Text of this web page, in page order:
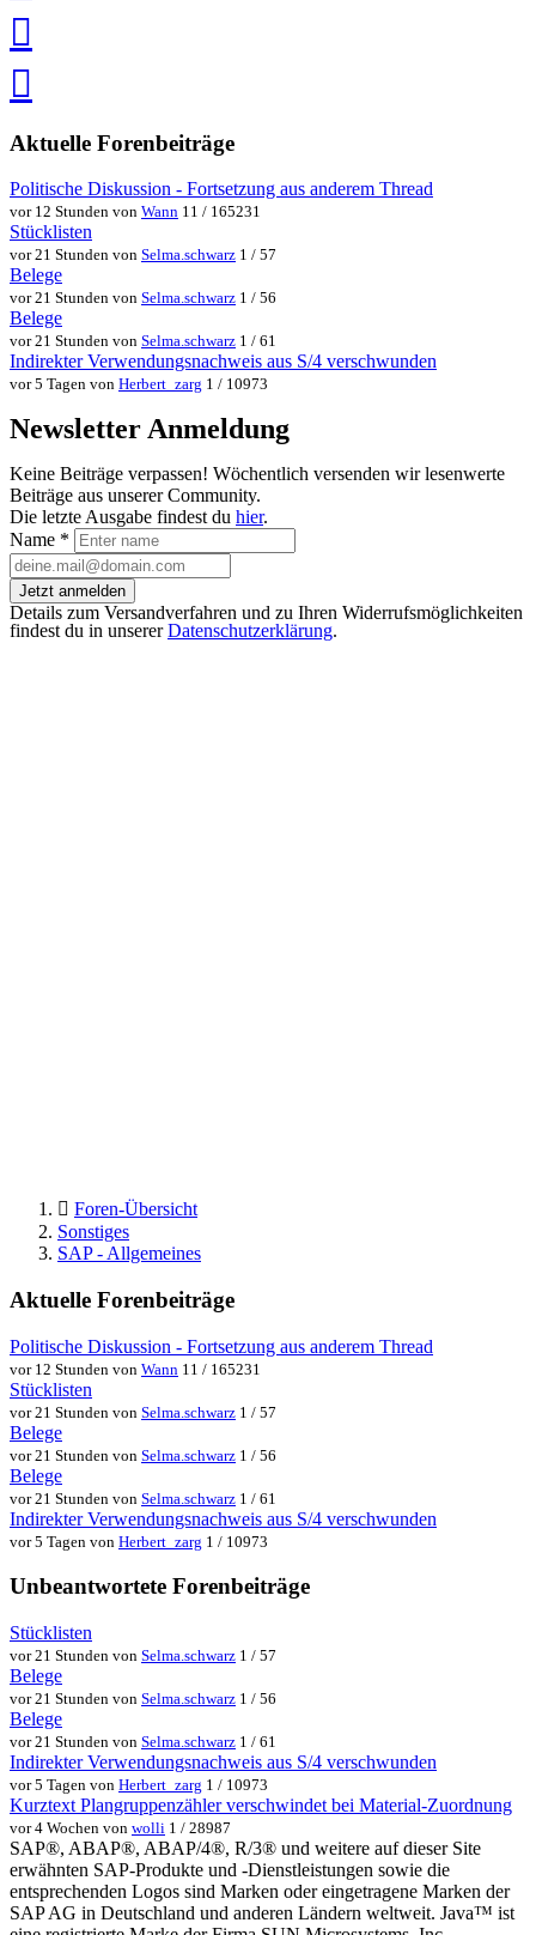
speichern
via
teilenteilen
Aktuelle Forenbeiträge
Politische Diskussion - Fortsetzung aus anderem Thread
vor 12 Stunden von Wann 11 / 165231
Stücklisten
vor 21 Stunden von Selma.schwarz 1 / 57
Belege
vor 21 Stunden von Selma.schwarz 1 / 56
Belege
vor 21 Stunden von Selma.schwarz 1 / 61
Indirekter Verwendungsnachweis aus S/4 verschwunden
vor 5 Tagen von Herbert_zarg 1 / 10973
Newsletter Anmeldung
Keine Beiträge verpassen! Wöchentlich versenden wir lesenwerte
Beiträge aus unserer Community.
Die letzte Ausgabe findest du hier.
Name *
Jetzt anmelden
Details zum Versandverfahren und zu Ihren Widerrufsmöglichkeiten
findest du in unsererDatenschutzerklärung.
Foren-Übersicht
Sonstiges
SAP - Allgemeines
Aktuelle Forenbeiträge
Politische Diskussion - Fortsetzung aus anderem Thread
vor 12 Stunden von Wann 11 / 165231
Stücklisten
vor 21 Stunden von Selma.schwarz 1 / 57
Belege
vor 21 Stunden von Selma.schwarz 1 / 56
Belege
vor 21 Stunden von Selma.schwarz 1 / 61
Indirekter Verwendungsnachweis aus S/4 verschwunden
vor 5 Tagen von Herbert_zarg 1 / 10973
Unbeantwortete Forenbeiträge
Stücklisten
vor 21 Stunden von Selma.schwarz 1 / 57
Belege
vor 21 Stunden von Selma.schwarz 1 / 56
Belege
vor 21 Stunden von Selma.schwarz 1 / 61
Indirekter Verwendungsnachweis aus S/4 verschwunden
vor 5 Tagen von Herbert_zarg 1 / 10973
Kurztext Plangruppenzähler verschwindet bei Material-Zuordnung
vor 4 Wochen von wolli 1 / 28987
SAP®, ABAP®, ABAP/4®, R/3® und weitere auf dieser Site
erwähnten SAP-Produkte und -Dienstleistungen sowie die
entsprechenden Logos sind Marken oder eingetragene Marken der
SAP AG in Deutschland und anderen Ländern weltweit. Java™ ist